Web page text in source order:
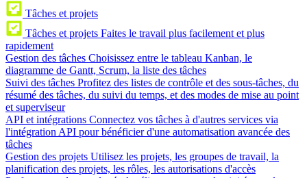
Tâches et projets
Tâches et projets Faites le travail plus facilement et plus
rapidement
Gestion des tâches Choisissez entre le tableau Kanban, le
diagramme de Gantt, Scrum, la liste des tâches
Suivi des tâches Profitez des listes de contrôle et des sous-tâches, du
résumé des tâches, du suivi du temps, et des modes de mise au point
et superviseur
API et intégrations Connectez vos tâches à d'autres services via
l'intégration API pour bénéficier d'une automatisation avancée des
tâches
Gestion des projets Utilisez les projets, les groupes de travail, la
planification des projets, les rôles, les autorisations d'accès